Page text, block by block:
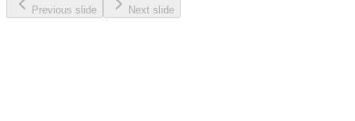
Previous slide Next slide